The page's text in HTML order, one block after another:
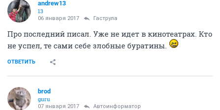
andrew13
13
06 января 2017 Гаструла
Про последний писал. Уже не идет в кинотеатрах. Кто
не успел, те сами себе злобные буратины.
ОТВЕТИТЬ
brod
guru
07 января 2017 Автоинформатор